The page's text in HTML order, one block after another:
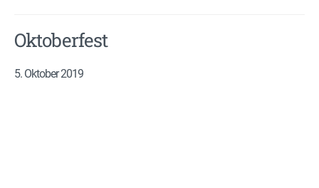
Oktoberfest
5. Oktober 2019